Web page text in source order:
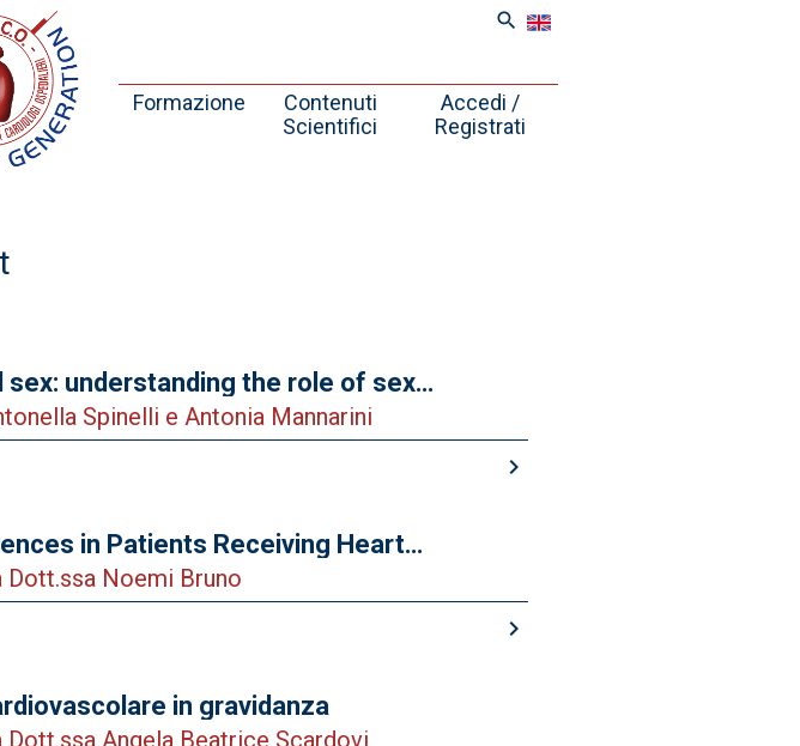
search
Formazione
Contenuti
Scientifici
Accedi /
Registrati
sex: understanding the role of sex
Spinelli e Antonia Mannarini
keyboard_arrow_right
in Patients Receiving Heart
and Left Ventricular Assistance
Dott.ssa Noemi Bruno
keyboard_arrow_right
in gravidanza